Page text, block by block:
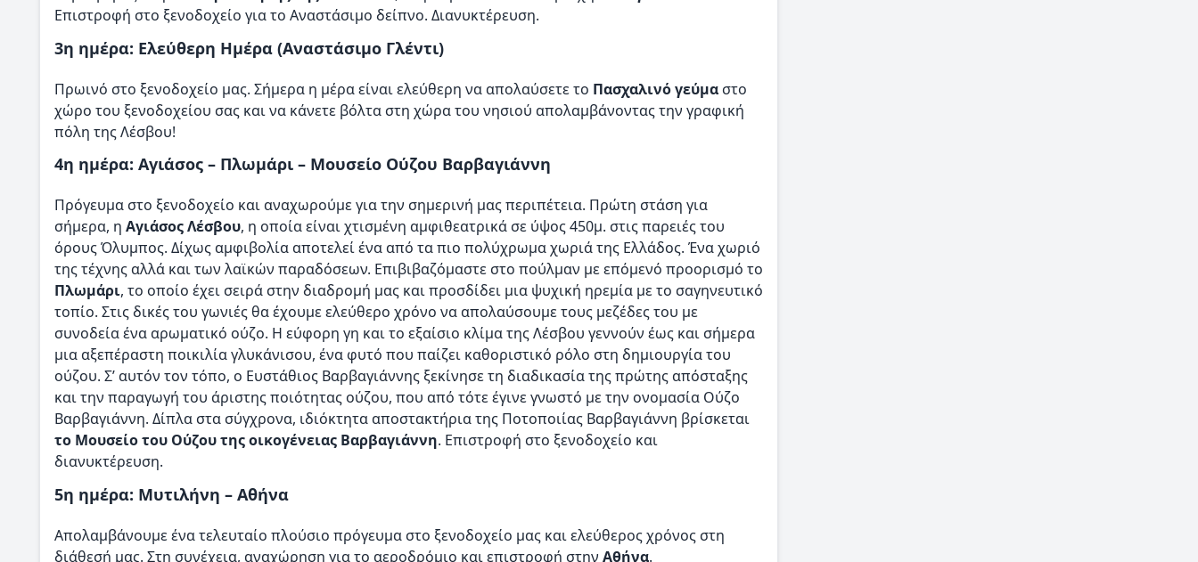
Επιστροφή στο ξενοδοχείο για το Αναστάσιμο δείπνο. Διανυκτέρευση.
3η ημέρα: Ελεύθερη Ημέρα (Αναστάσιμο Γλέντι)
Πρωινό στο ξενοδοχείο μας. Σήμερα η μέρα είναι ελεύθερη να απολαύσετε το Πασχαλινό γεύμα στο
χώρο του ξενοδοχείου σας και να κάνετε βόλτα στη χώρα του νησιού απολαμβάνοντας την γραφική
πόλη της Λέσβου!
4η ημέρα: Αγιάσος – Πλωμάρι – Μουσείο Ούζου Βαρβαγιάννη
Πρόγευμα στο ξενοδοχείο και αναχωρούμε για την σημερινή μας περιπέτεια. Πρώτη στάση για
σήμερα, η Αγιάσος Λέσβου, η οποία είναι χτισμένη αμφιθεατρικά σε ύψος 450μ. στις παρειές του
όρους Όλυμπος. Δίχως αμφιβολία αποτελεί ένα από τα πιο πολύχρωμα χωριά της Ελλάδος. Ένα χωριό
της τέχνης αλλά και των λαϊκών παραδόσεων. Επιβιβαζόμαστε στο πούλμαν με επόμενό προορισμό το
Πλωμάρι, το οποίο έχει σειρά στην διαδρομή μας και προσδίδει μια ψυχική ηρεμία με το σαγηνευτικό
τοπίο. Στις δικές του γωνιές θα έχουμε ελεύθερο χρόνο να απολαύσουμε τους μεζέδες του με
συνοδεία ένα αρωματικό ούζο. Η εύφορη γη και το εξαίσιο κλίμα της Λέσβου γεννούν έως και σήμερα
μια αξεπέραστη ποικιλία γλυκάνισου, ένα φυτό που παίζει καθοριστικό ρόλο στη δημιουργία του
ούζου. Σ’ αυτόν τον τόπο, ο Ευστάθιος Βαρβαγιάννης ξεκίνησε τη διαδικασία της πρώτης απόσταξης
και την παραγωγή του άριστης ποιότητας ούζου, που από τότε έγινε γνωστό με την ονομασία Ούζο
Βαρβαγιάννη. Δίπλα στα σύγχρονα, ιδιόκτητα αποστακτήρια της Ποτοποιίας Βαρβαγιάννη βρίσκεται
το Μουσείο του Ούζου της οικογένειας Βαρβαγιάννη. Επιστροφή στο ξενοδοχείο και
διανυκτέρευση.
5η ημέρα: Μυτιλήνη – Αθήνα
Απολαμβάνουμε ένα τελευταίο πλούσιο πρόγευμα στο ξενοδοχείο μας και ελεύθερος χρόνος στη
διάθεσή μας. Στη συνέχεια, αναχώρηση για το αεροδρόμιο και επιστροφή στην Αθήνα.